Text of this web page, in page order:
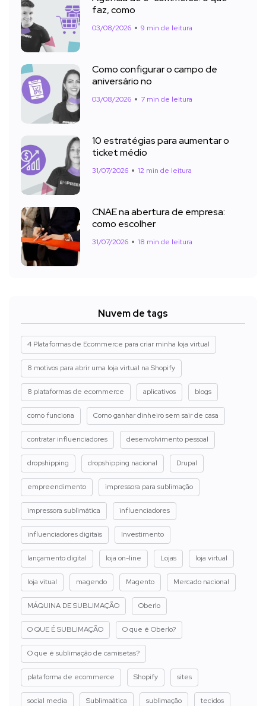
faz, como
03/08/2026 9 min de leitura
Como configurar o campo de
aniversário no
03/08/2026 7 min de leitura
10 estratégias para aumentar o
ticket médio
31/07/2026 12 min de leitura
CNAE na abertura de empresa:
como escolher
31/07/2026 18 min de leitura
Nuvem de tags
4 Plataformas de Ecommerce para criar minha loja virtual
8 motivos para abrir uma loja virtual na Shopify
8 plataformas de ecommerce aplicativos blogs
como funciona Como ganhar dinheiro sem sair de casa
contratar influenciadores desenvolvimento pessoal
dropshipping dropshipping nacional Drupal
empreendimento impressora para sublimação
impressora sublimática influenciadores
influenciadores digitais Investimento
lançamento digital loja on-line Lojas loja virtual
loja vitual magendo Magento Mercado nacional
MÁQUINA DE SUBLIMAÇÃO Oberlo
O QUE É SUBLIMAÇÃO O que é Oberlo?
O que é sublimação de camisetas?
plataforma de ecommerce Shopify sites
social media Sublimaática sublimação tecidos